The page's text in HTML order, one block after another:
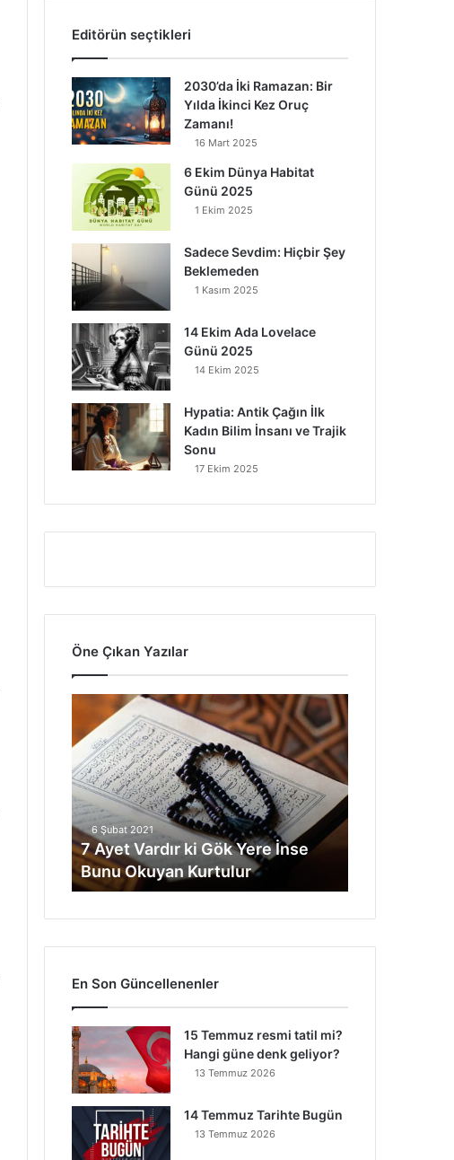
Editörün seçtikleri
2030’da İki Ramazan: Bir
Yılda İkinci Kez Oruç
Zamanı!
16 Mart 2025
6 Ekim Dünya Habitat
Günü 2025
1 Ekim 2025
Sadece Sevdim: Hiçbir Şey
Beklemeden
1 Kasım 2025
14 Ekim Ada Lovelace
Günü 2025
14 Ekim 2025
Hypatia: Antik Çağın İlk
Kadın Bilim İnsanı ve Trajik
Sonu
17 Ekim 2025
Öne Çıkan Yazılar
Ayet
Vardır
Gök
Yere
İnse
Bunu
Okuyan
Kurtulur
6 Şubat 2021
7 Ayet Vardır ki Gök Yere İnse
Bunu Okuyan Kurtulur
En Son Güncellenenler
15 Temmuz resmi tatil mi?
Hangi güne denk geliyor?
13 Temmuz 2026
14 Temmuz Tarihte Bugün
13 Temmuz 2026